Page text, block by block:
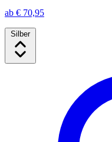
ab € 70,95
Silber